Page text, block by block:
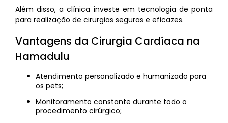
Além disso, a clínica investe em tecnologia de ponta
para realização de cirurgias seguras e eficazes.
Vantagens da Cirurgia Cardíaca na
Hamadulu
Atendimento personalizado e humanizado para
os pets;
Monitoramento constante durante todo o
procedimento cirúrgico;